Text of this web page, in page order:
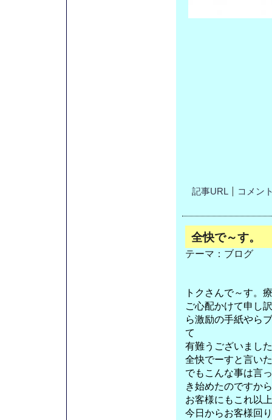
記事URL コメン
全快で～す。
テーマ： ブログ
トクさんで～す。
ご心配かけて申し
ら激励の手紙やら
て
有難うございまし
全快でーすと言い
でもこんな事は言
き始めたのですから
お客様にもこれ以
今日からお客様回